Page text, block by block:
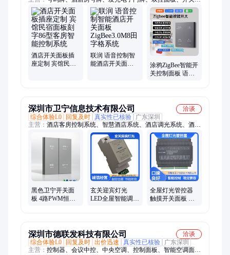
座、开关电源、智能家装开关、智能门铃开关、家用墙壁开关、
五孔插座面板、磨砂家用面板、酒店开关面板控、五孔简约插
座、电子发光带门
酒店开关面板插
座定制 宾馆民宿
联润 语音控制智
能酒店开关面板
涂鸦ZigBee智能开
关控制面板 语音
深圳市卫宁信息技术有限公司
洽谈
综合体验L0
回复及时 真实性已核验
广东深圳
主营： 酒店客房控制系统、智慧酒店系统、酒店调光系统、酒店
RCU、调光控制器、家居调光
黑色卫宁开关面
板 4路PWM恒压
玄关迎宾灯光
LED全屋智能调控
全屋灯光管控器
触摸开关面板 智
深圳市德联发科技有限公司
洽谈
综合体验L0
回复及时 出价迅速 真实性已核验
广东深圳
主营： 控制器、会议中控、中央空调、控制面板、智能空调面